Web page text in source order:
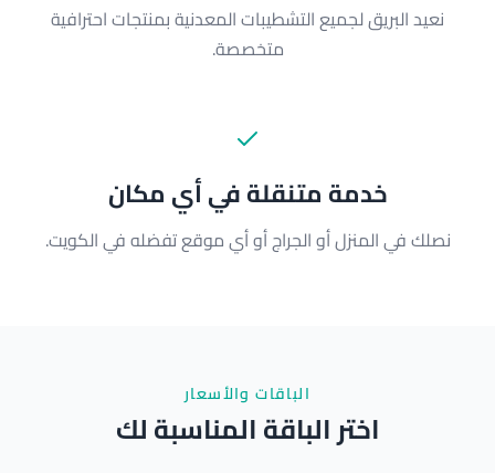
نعيد البريق لجميع التشطيبات المعدنية بمنتجات احترافية
متخصصة.
خدمة متنقلة في أي مكان
نصلك في المنزل أو الجراج أو أي موقع تفضله في الكويت.
الباقات والأسعار
اختر الباقة المناسبة لك